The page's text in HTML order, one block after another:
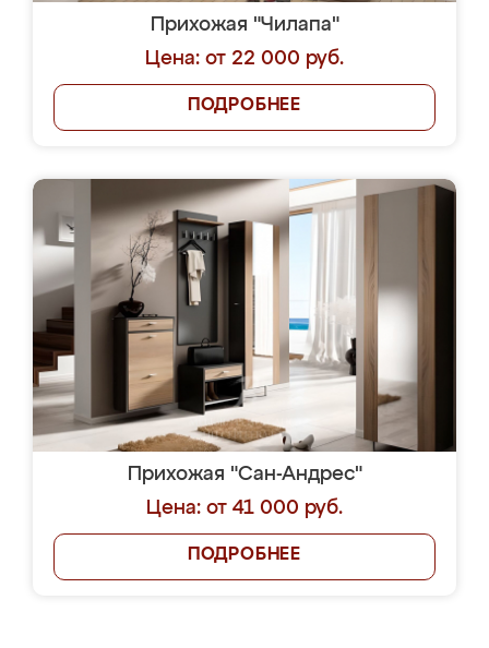
Прихожая "Чилапа"
Цена: от 22 000 руб.
ПОДРОБНЕЕ
Прихожая "Сан-Андрес"
Цена: от 41 000 руб.
ПОДРОБНЕЕ